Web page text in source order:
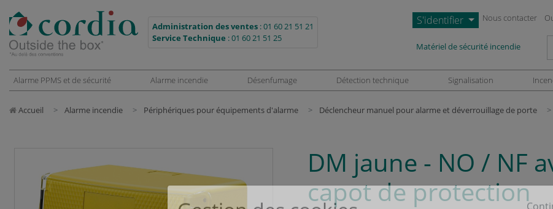
Administration des ventes :01 60 21 51 21
Service Technique :01 60 21 51 25
S'identifier Nous contacter
Matériel de sécurité incendie
Alarme PPMS et de sécurité Alarme incendie Désenfumage Détection technique Signalisation
Accueil Alarme incendie Périphériques pour équipements d'alarme Déclencheur manuel pour alarme et déverrouillage de porte
DM jaune - NO / NF
capot de protection